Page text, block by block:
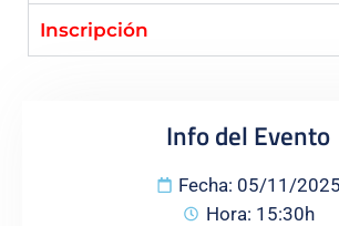
Programas
Inscripción
Info del Evento
Fecha: 05/11/2025
Hora: 15:30h